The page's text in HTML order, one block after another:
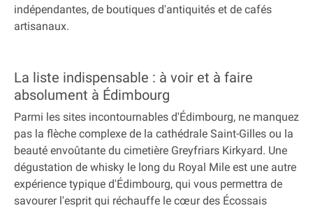
indépendantes, de boutiques d'antiquités et de cafés
artisanaux.
La liste indispensable : à voir et à faire
absolument à Édimbourg
Parmi les sites incontournables d'Édimbourg, ne manquez
pas la flèche complexe de la cathédrale Saint-Gilles ou la
beauté envoûtante du cimetière Greyfriars Kirkyard. Une
dégustation de whisky le long du Royal Mile est une autre
expérience typique d'Édimbourg, qui vous permettra de
savourer l'esprit qui réchauffe le cœur des Écossais